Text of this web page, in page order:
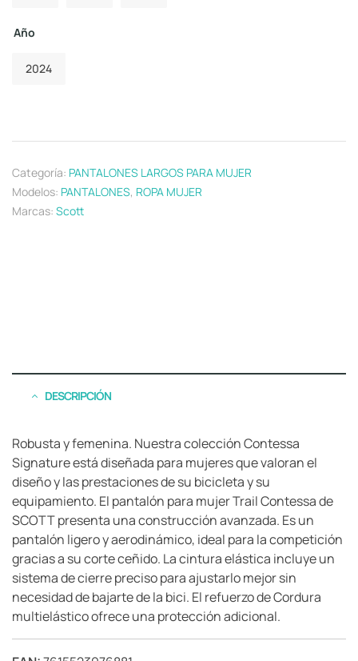
Año
2024
Categoría: PANTALONES LARGOS PARA MUJER
Modelos: PANTALONES, ROPA MUJER
Marcas: Scott
DESCRIPCIÓN
Robusta y femenina. Nuestra colección Contessa
Signature está diseñada para mujeres que valoran el
diseño y las prestaciones de su bicicleta y su
equipamiento. El pantalón para mujer Trail Contessa de
SCOTT presenta una construcción avanzada. Es un
pantalón ligero y aerodinámico, ideal para la competición
gracias a su corte ceñido. La cintura elástica incluye un
sistema de cierre preciso para ajustarlo mejor sin
necesidad de bajarte de la bici. El refuerzo de Cordura
multielástico ofrece una protección adicional.